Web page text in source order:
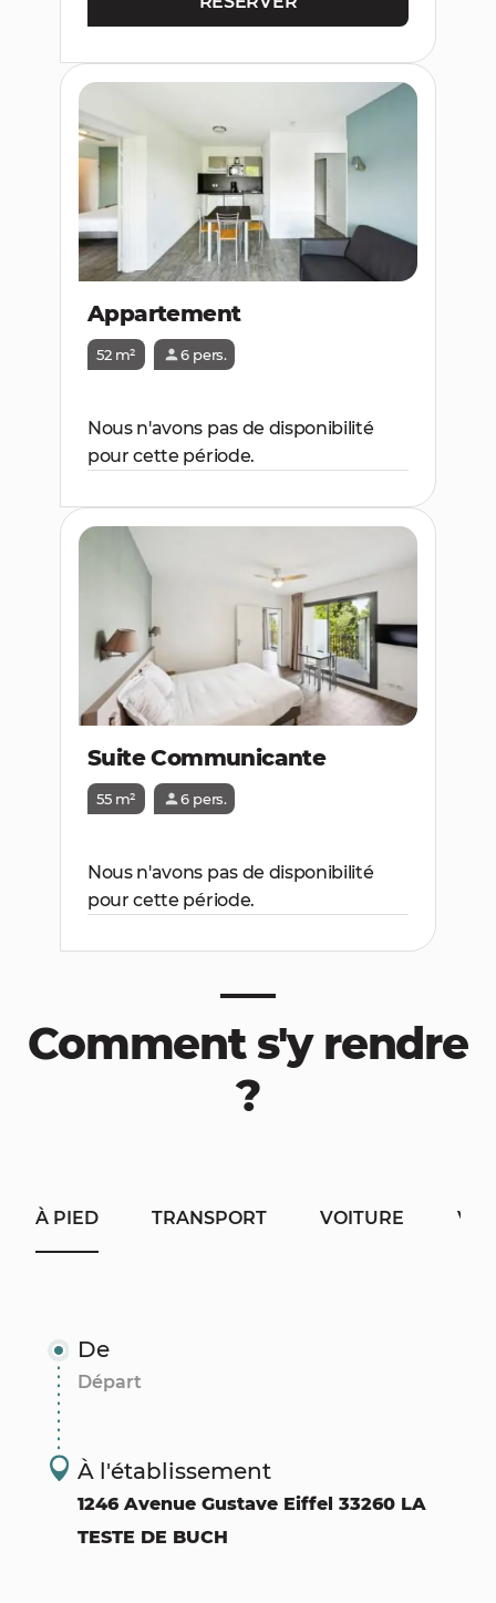
Appartement
52 m² 6 pers.
Nous n'avons pas de disponibilité
pour cette période.
Suite Communicante
55 m² 6 pers.
Nous n'avons pas de disponibilité
pour cette période.
Comment s'y rendre
?
À PIED TRANSPORT VOITURE
De
À l'établissement
1246 Avenue Gustave Eiffel 33260 LA
TESTE DE BUCH